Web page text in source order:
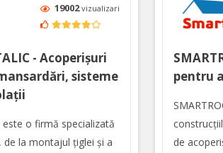
19002vizualizari
- Acoperișuri
sisteme
este o firmă specializată
la montajul țiglei și a
pentru
de